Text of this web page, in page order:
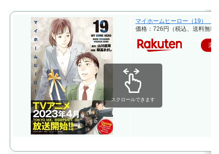
マイホームヒーロー（19） （
価格：726円（税込、送料無料)
楽
スクロールできます